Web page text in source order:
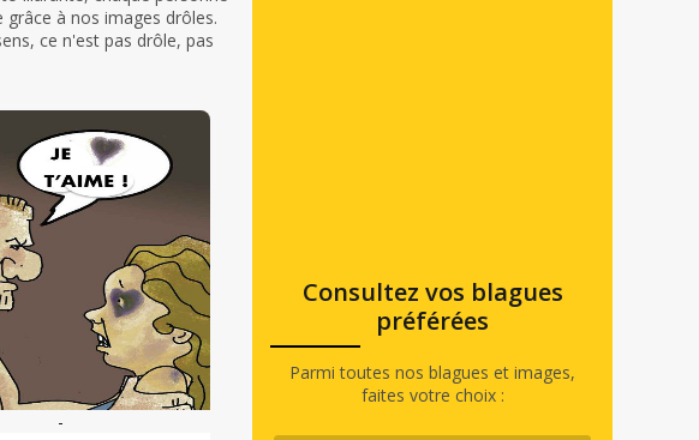
à nos images drôles.
ce n'est pas drôle, pas
-
Consultez vos blagues
préférées
Parmi toutes nos blagues et images,
faites votre choix :